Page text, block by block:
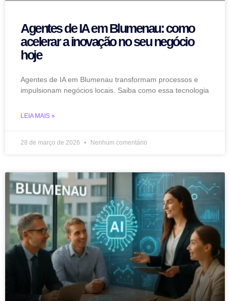
Agentes de IA em Blumenau: como
acelerar a inovação no seu negócio
hoje
Agentes de IA em Blumenau transformam processos e
impulsionam negócios locais. Saiba como essa tecnologia
LEIA MAIS »
28 de março de 2026 Nenhum comentário